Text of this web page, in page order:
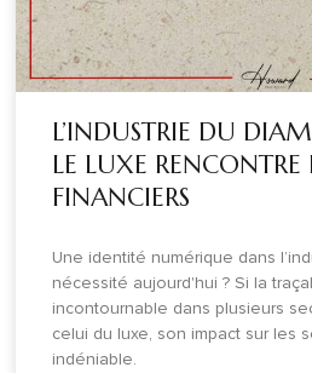
L’INDUSTRIE DU
LE LUXE RENCONTRE
FINANCIERS
Une identité numérique dans
nécessité aujourd'hui ? Si la
incontournable dans plusieurs
celui du luxe, son impact sur les
indéniable.